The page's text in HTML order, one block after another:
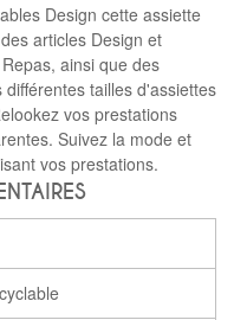
Design cette assiette
articles Design et
ainsi que des
tailles d'assiettes
vos prestations
Suivez la mode et
vos prestations.